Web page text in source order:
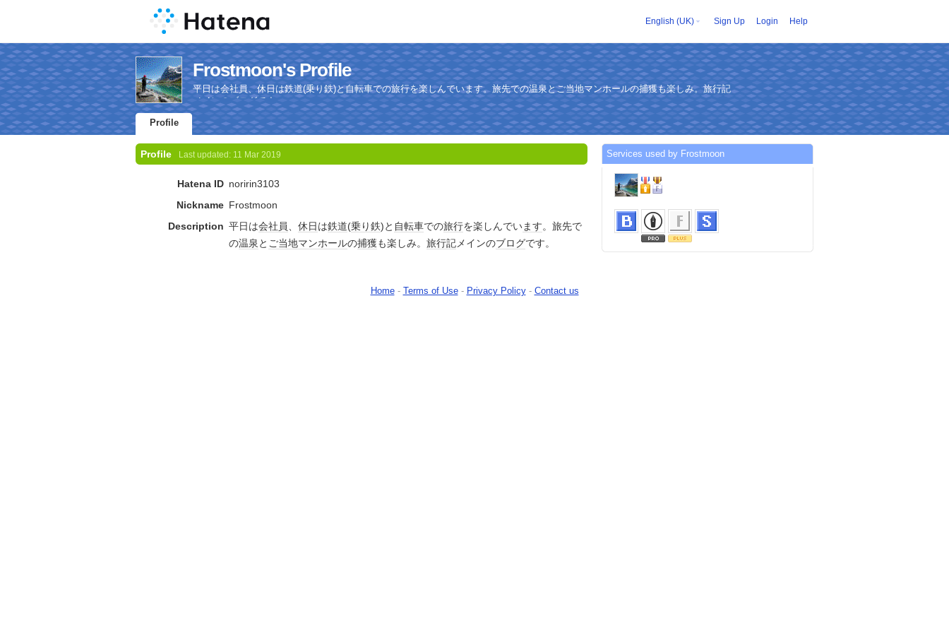
English (UK) Sign Up Login Help
Frostmoon's Profile
平日は会社員、休日は鉄道(乗り鉄)と自転車での旅行を楽しんでいます。旅先での温泉とご当地マンホールの捕獲も楽しみ。旅行記
メインのブログです。
Profile
Profile Last updated: 11 Mar 2019
Hatena ID noririn3103
Nickname Frostmoon
Description 平日は会社員、 休日は鉄道(乗り鉄)と 自転車での旅行を楽しんでいます。旅先で
の温泉と ご当地マンホールの捕獲も楽しみ。 旅行記メインのブログです。
Services used by Frostmoon
Home- Terms of Use- Privacy Policy- Contact us